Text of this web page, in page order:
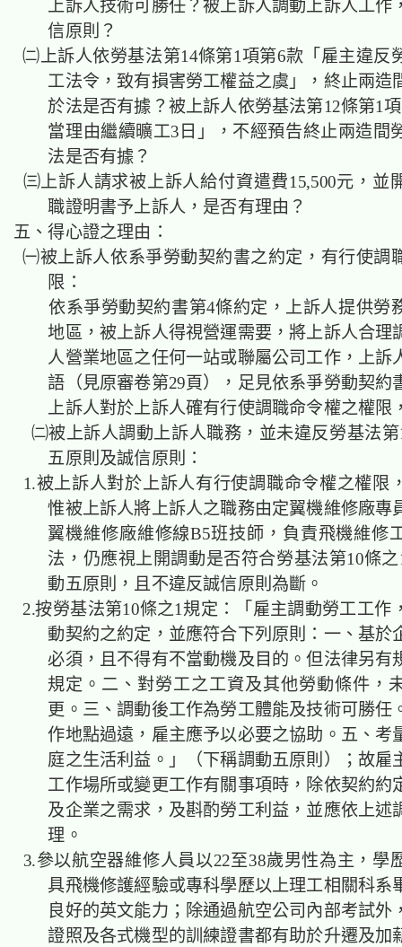
上訴人技術可勝任？被上訴人調動上訴人工作
信原則？
㈡上訴人依勞基法第14條第1項第6款「雇主違反
工法令，致有損害勞工權益之虞」，終止兩造
於法是否有據？被上訴人依勞基法第12條第1
當理由繼續曠工3日」，不經預告終止兩造間
法是否有據？
㈢上訴人請求被上訴人給付資遣費15,500元，並
職證明書予上訴人，是否有理由？
五、得心證之理由：
㈠被上訴人依系爭勞動契約書之約定，有行使調
限：
依系爭勞動契約書第4條約定，上訴人提供勞
地區，被上訴人得視營運需要，將上訴人合理
人營業地區之任何一站或聯屬公司工作，上訴
語（見原審卷第29頁），足見依系爭勞動契約
上訴人對於上訴人確有行使調職命令權之權限
㈡被上訴人調動上訴人職務，並未違反勞基法第
五原則及誠信原則：
1.被上訴人對於上訴人有行使調職命令權之權限
惟被上訴人將上訴人之職務由定翼機維修廠專
翼機維修廠維修線B5班技師，負責飛機維修
法，仍應視上開調動是否符合勞基法第10條
動五原則，且不違反誠信原則為斷。
2.按勞基法第10條之1規定：「雇主調動勞工工作
動契約之約定，並應符合下列原則：一、基於
必須，且不得有不當動機及目的。但法律另有
規定。二、對勞工之工資及其他勞動條件，
更。三、調動後工作為勞工體能及技術可勝任
作地點過遠，雇主應予以必要之協助。五、考
庭之生活利益。」（下稱調動五原則）；故雇
工作場所或變更工作有關事項時，除依契約約
及企業之需求，及斟酌勞工利益，並應依上述
理。
3.參以航空器維修人員以22至38歲男性為主，學
具飛機修護經驗或專科學歷以上理工相關科系
良好的英文能力；除通過航空公司內部考試外
證照及各式機型的訓練證書都有助於升遷及加